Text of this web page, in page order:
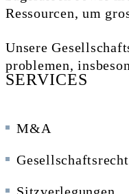
Ressourcen, um
Unsere
problemen,
SERVICES
M&A
Gesellschaftsrecht